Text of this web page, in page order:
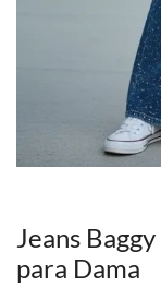
Jeans
para Dama